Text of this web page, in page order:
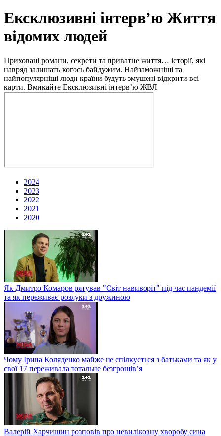
Ексклюзивні інтерв’ю Життя
відомих людей
Приховані романи, секрети та приватне життя… історії, які
навряд залишать когось байдужим. Найзаможніші та
найпопулярніші люди країни будуть змушені відкрити всі
карти. Вмикайте Ексклюзивні інтерв’ю ЖВЛ
2024
2023
2022
2021
2020
Як Дмитро Комаров рятував "Світ навиворіт" під час пандемії
та як переживає розлуки з дружиною
Чому Ірина Коляденко майже не спілкується з батьками та як у
свої 17 переживала тотальне безгрошів’я
Валерій Харчишин розповів про невиліковну хворобу сина